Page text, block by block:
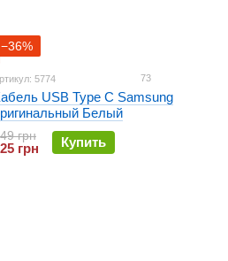
−36%
5774 73
USB Type C Samsung
Белый
грн
грн Купить